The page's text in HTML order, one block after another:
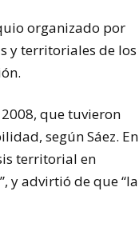
organizado por
y territoriales de los
que tuvieron
según Sáez. En
territorial en
y advirtió de que “la